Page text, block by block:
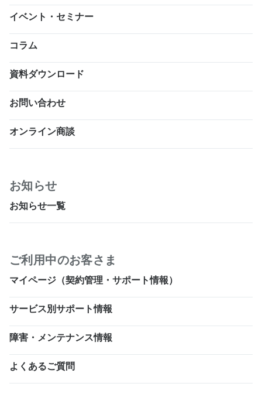
イベント・セミナー
コラム
資料ダウンロード
お問い合わせ
オンライン商談
お知らせ
お知らせ一覧
ご利用中のお客さま
マイページ（契約管理・サポート情報）
サービス別サポート情報
障害・メンテナンス情報
よくあるご質問